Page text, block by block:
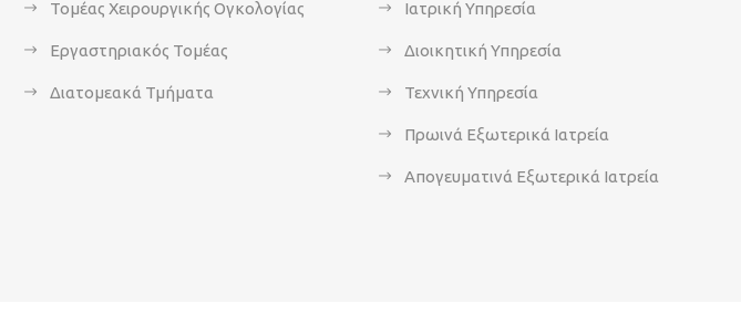
Τομέας Χειρουργικής Ογκολογίας
Εργαστηριακός Τομέας
Διατομεακά Τμήματα
Ιατρική Υπηρεσία
Διοικητική Υπηρεσία
Τεχνική Υπηρεσία
Πρωινά Εξωτερικά Ιατρεία
Απογευματινά Εξωτερικά Ιατρεία